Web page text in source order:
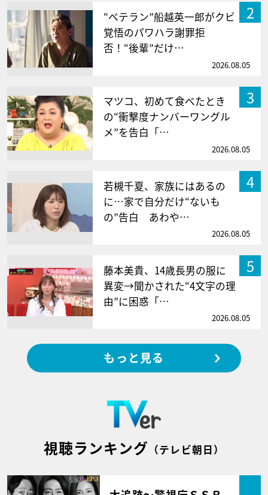
2
“ベテラン”船越英一郎がクビ
覚悟のパワハラ謝罪拒
否！“後輩”だけ…
2026.08.05
3
マツコ、初めて食べたとき
の“衝撃度ナンバーワングル
メ”を告白「…
2026.08.05
4
若槻千夏、家族にはあるの
に…家で自分だけ“ないも
の”告白 あわや…
2026.08.05
5
藤本美貴、14歳長男の服に
異変→聞かされた“4文字の理
由”に困惑「…
2026.08.05
もっと見る
視聴ランキング （テレビ朝日）